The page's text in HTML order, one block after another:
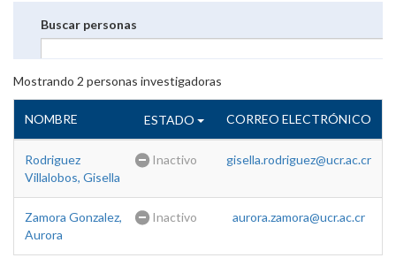
Buscar personas
Mostrando 2 personas investigadoras
NOMBRE ESTADO CORREO ELECTRÓNICO
Rodriguez
Villalobos, Gisella
Inactivo gisella.rodriguez@ucr.ac.cr
Zamora Gonzalez,
Aurora
Inactivo aurora.zamora@ucr.ac.cr